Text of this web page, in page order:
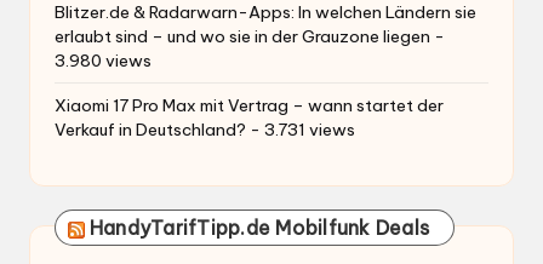
Blitzer.de & Radarwarn-Apps: In welchen Ländern sie
erlaubt sind – und wo sie in der Grauzone liegen -
3.980 views
Xiaomi 17 Pro Max mit Vertrag – wann startet der
Verkauf in Deutschland? - 3.731 views
HandyTarifTipp.de Mobilfunk Deals